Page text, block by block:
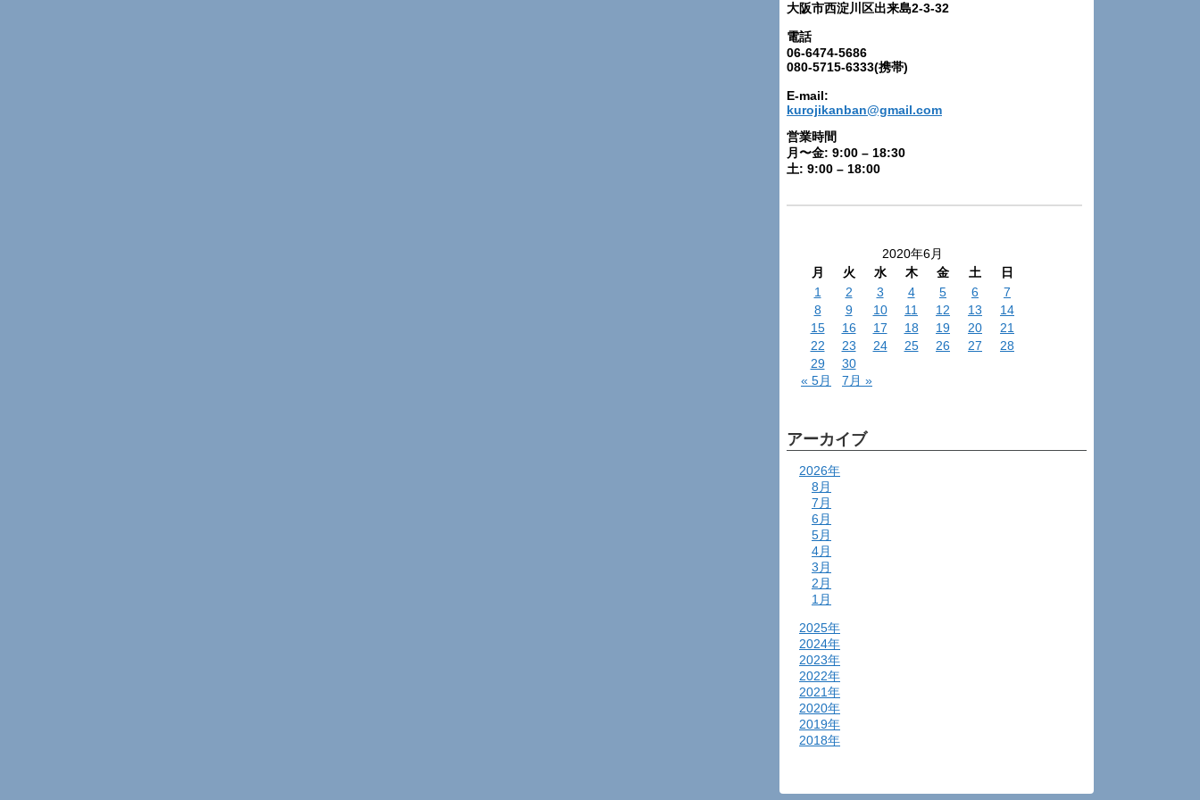
大阪市西淀川区出来島2-3-32
電話
06-6474-5686
080-5715-6333(携帯)
E-mail:
kurojikanban@gmail.com
営業時間
月〜金: 9:00 – 18:30
土: 9:00 – 18:00
2020年6月
月
火 水 木 金 土
日
1
2 3 4 5 6
7
8
9 10 11 12 13
14
15
16 17 18 19 20
21
22
23 24 25 26 27
28
29
30
« 5月
7月 »
アーカイブ
2026年
8月
7月
6月
5月
4月
3月
2月
1月
2025年
2024年
2023年
2022年
2021年
2020年
2019年
2018年